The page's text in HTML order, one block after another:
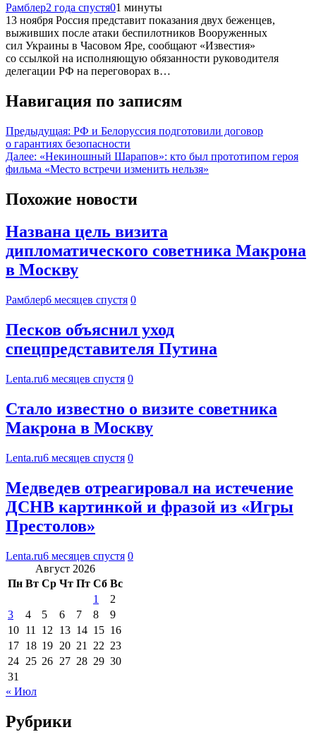
Рамблер2 года спустя01 минуты
13 ноября Россия представит показания двух беженцев,
выживших после атаки беспилотников Вооруженных
сил Украины в Часовом Яре, сообщают «Известия»
со ссылкой на исполняющую обязанности руководителя
делегации РФ на переговорах в…
Навигация по записям
Предыдущая: РФ и Белоруссия подготовили договор
о гарантиях безопасности
Далее: «Некиношный Шарапов»: кто был прототипом героя
фильма «Место встречи изменить нельзя»
Похожие новости
Названа цель визита
дипломатического советника Макрона
в Москву
Рамблер6 месяцев спустя 0
Песков объяснил уход
спецпредставителя Путина
Lenta.ru6 месяцев спустя 0
Стало известно о визите советника
Макрона в Москву
Lenta.ru6 месяцев спустя 0
Медведев отреагировал на истечение
ДСНВ картинкой и фразой из «Игры
Престолов»
Lenta.ru6 месяцев спустя 0
Август 2026
Пн Вт Ср Чт Пт Сб Вс
1
2
3
4 5 6 7 8
9
10 11 12 13 14 15 16
17 18 19 20 21 22 23
24 25 26 27 28 29 30
31
« Июл
Рубрики